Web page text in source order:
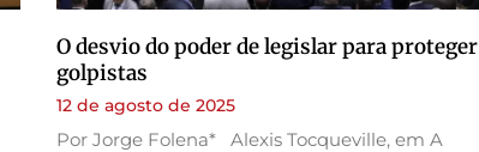
O desvio do poder de legislar para proteger
golpistas
12 de agosto de 2025
Por Jorge Folena* Alexis Tocqueville, em A